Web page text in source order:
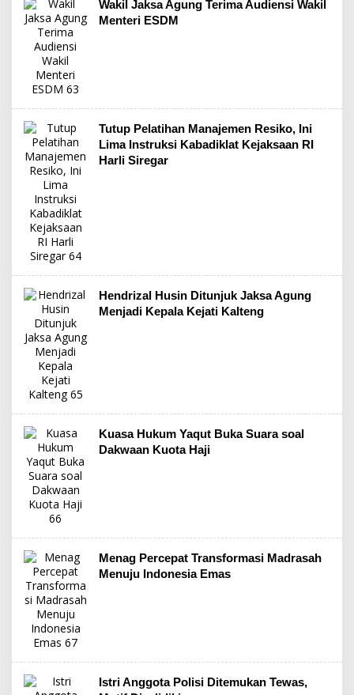
Wakil Jaksa Agung Terima Audiensi Wakil
Menteri ESDM
Tutup Pelatihan Manajemen Resiko, Ini
Lima Instruksi Kabadiklat Kejaksaan RI
Harli Siregar
Hendrizal Husin Ditunjuk Jaksa Agung
Menjadi Kepala Kejati Kalteng
Kuasa Hukum Yaqut Buka Suara soal
Dakwaan Kuota Haji
Menag Percepat Transformasi Madrasah
Menuju Indonesia Emas
Istri Anggota Polisi Ditemukan Tewas,